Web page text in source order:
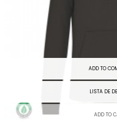
ADD TO
LISTA DE
ADD TO